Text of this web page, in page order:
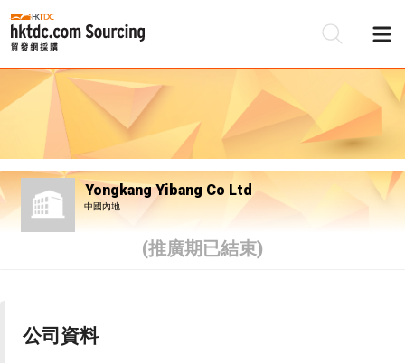
Yongkang Yibang Co Ltd
中國內地
(推廣期已結束)
公司資料